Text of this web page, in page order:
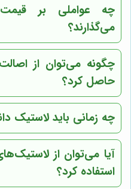
چه عواملی بر قیمت
می‌گذارند؟
چگونه می‌توان از
حاصل کرد؟
چه زمانی باید لاستیک
آیا می‌توان از
استفاده کرد؟